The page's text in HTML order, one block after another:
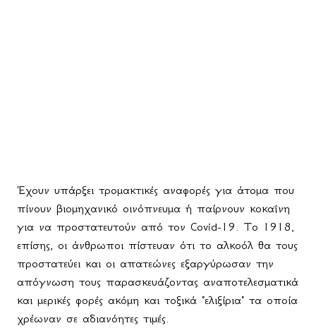
Έχουν υπάρξει τρομακτικές αναφορές για άτομα που
πίνουν βιομηχανικό οινόπνευμα ή παίρνουν κοκαΐνη
για να προστατευτούν από τον Covid-19. Το 1918,
επίσης, οι άνθρωποι πίστευαν ότι το αλκοόλ θα τους
προστατεύει και οι απατεώνες εξαργύρωσαν την
απόγνωση τους παρασκευάζοντας αναποτελεσματικά
και μερικές φορές ακόμη και τοξικά "ελιξίρια" τα οποία
χρέωναν σε αδιανόητες τιμές.